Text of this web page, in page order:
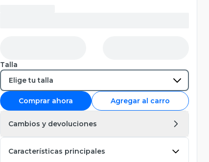
Talla
Comprar ahora Agregar al carro
Cambios y devoluciones
Características principales